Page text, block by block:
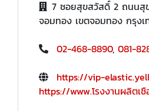
7 ซอยสุขสวัสดิ์ 2 ถนนสุ
จอมทอง เขตจอมทอง กรุงเ
02-468-8890, 081-
https://vip-
https://www.โรงงานผลิตเชื